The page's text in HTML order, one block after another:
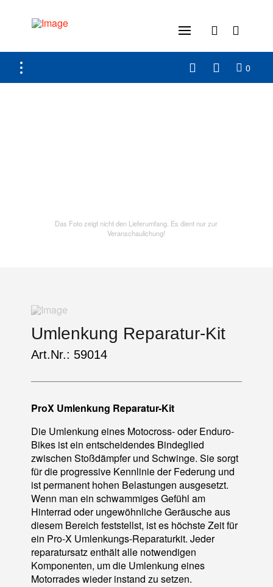
0
Das Foto zeigt nicht den Lieferumfang. Es dient nur zur
Veranschaulichung!
Umlenkung Reparatur-Kit
Art.Nr.: 59014
ProX Umlenkung Reparatur-Kit
Die Umlenkung eines Motocross- oder Enduro-
Bikes ist ein entscheidendes Bindeglied
zwischen Stoßdämpfer und Schwinge. Sie sorgt
für die progressive Kennlinie der Federung und
ist permanent hohen Belastungen ausgesetzt.
Wenn man ein schwammiges Gefühl am
Hinterrad oder ungewöhnliche Geräusche aus
diesem Bereich feststellst, ist es höchste Zeit für
ein Pro-X Umlenkungs-Reparaturkit. Jeder
reparatursatz enthält alle notwendigen
Komponenten, um die Umlenkung eines
Motorrades wieder instand zu setzen.